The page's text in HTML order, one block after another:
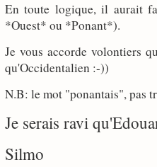
En toute logique, il aurait
*Ouest* ou *Ponant*).
Je vous accorde volontiers
qu'Occidentalien :-))
N.B: le mot "ponantais", pas
Je serais ravi
Silmo